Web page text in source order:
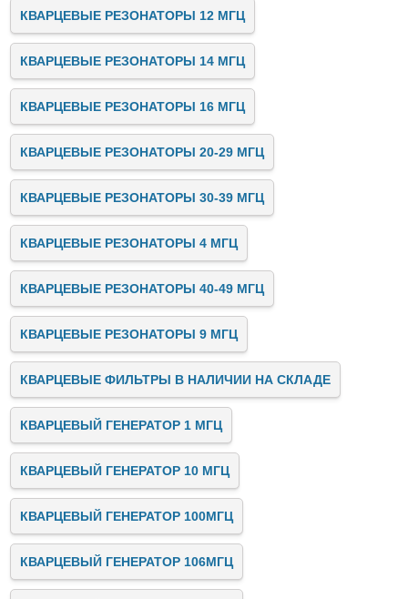
КВАРЦЕВЫЕ РЕЗОНАТОРЫ 12 МГЦ
КВАРЦЕВЫЕ РЕЗОНАТОРЫ 14 МГЦ
КВАРЦЕВЫЕ РЕЗОНАТОРЫ 16 МГЦ
КВАРЦЕВЫЕ РЕЗОНАТОРЫ 20-29 МГЦ
КВАРЦЕВЫЕ РЕЗОНАТОРЫ 30-39 МГЦ
КВАРЦЕВЫЕ РЕЗОНАТОРЫ 4 МГЦ
КВАРЦЕВЫЕ РЕЗОНАТОРЫ 40-49 МГЦ
КВАРЦЕВЫЕ РЕЗОНАТОРЫ 9 МГЦ
КВАРЦЕВЫЕ ФИЛЬТРЫ В НАЛИЧИИ НА СКЛАДЕ
КВАРЦЕВЫЙ ГЕНЕРАТОР 1 МГЦ
КВАРЦЕВЫЙ ГЕНЕРАТОР 10 МГЦ
КВАРЦЕВЫЙ ГЕНЕРАТОР 100МГЦ
КВАРЦЕВЫЙ ГЕНЕРАТОР 106МГЦ